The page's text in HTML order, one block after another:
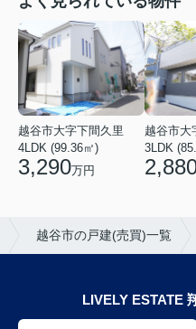
越谷市大字下間久里
4LDK (99.36㎡)
3,290万円
越谷市大
3LDK
越谷市の戸建(売買)一覧
LIVELY ESTATE